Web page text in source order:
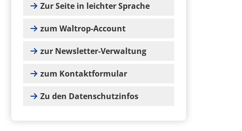
Zur Seite in leichter Sprache
zum Waltrop-Account
zur Newsletter-Verwaltung
zum Kontaktformular
Zu den Datenschutzinfos